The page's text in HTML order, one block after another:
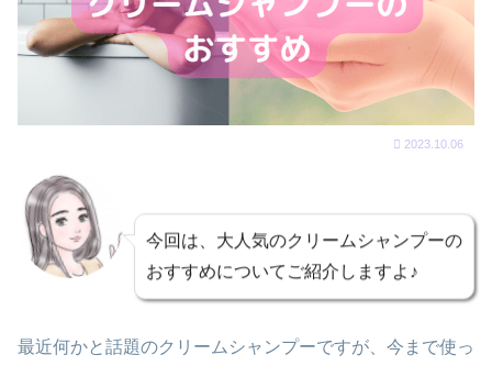
2023.10.06
今回は、大人気のクリームシャンプーの
おすすめについてご紹介しますよ♪
最近何かと話題のクリームシャンプーですが、今まで使っ